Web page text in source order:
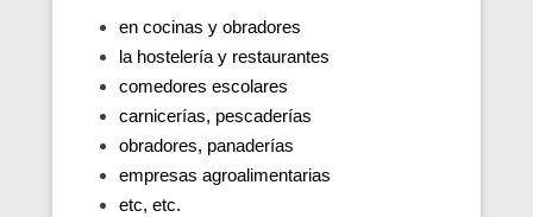
en cocinas y obradores
la hostelería y restaurantes
comedores escolares
carnicerías, pescaderías
obradores, panaderías
empresas agroalimentarias
etc, etc.